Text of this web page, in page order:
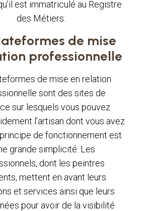
est immatriculé au Registre
des Métiers.
de mise
professionnelle
de mise en relation
sont des sites de
sur lesquels vous pouvez
l’artisan dont vous avez
de fonctionnement est
grande simplicité. Les
dont les peintres
mettent en avant leurs
et services ainsi que leurs
pour avoir de la visibilité